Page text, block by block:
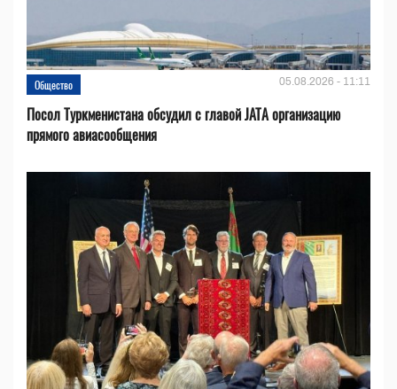
Общество 05.08.2026 - 11:11
Посол Туркменистана обсудил с главой JATA организацию
прямого авиасообщения